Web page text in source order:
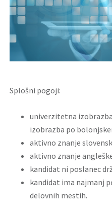
Splošni pogoji:
univerzitetna
izobrazba po
aktivno znanje
aktivno znanje
kandidat ni poslanec
kandidat ima najmanj
delovnih mestih.